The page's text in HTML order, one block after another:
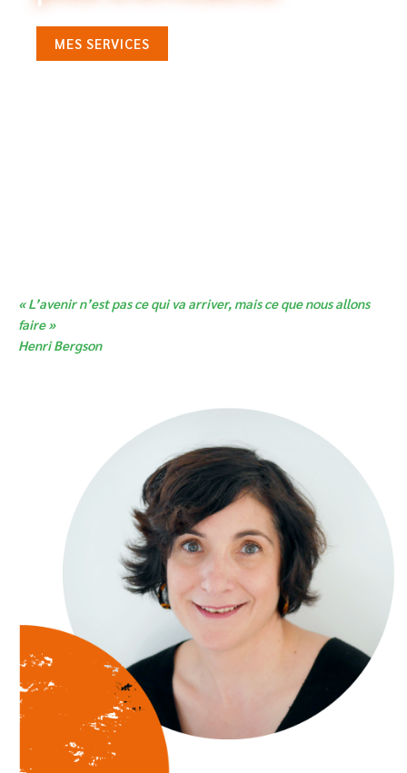
MES SERVICES
« L’avenir n’est pas ce qui va arriver, mais ce que nous allons
faire »
Henri Bergson